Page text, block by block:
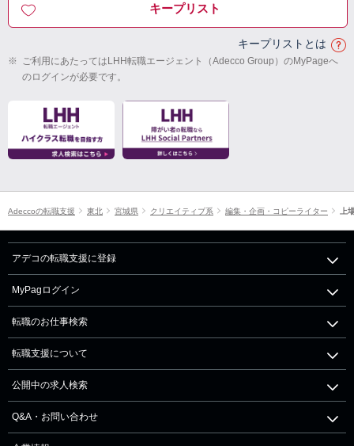
キープリスト
キープリストとは
※ ご利用にあたってはLHH転職エージェント（Adecco Group）のMyPageへ
のログインが必要です。
Adeccoの転職支援 東北 宮城県 クリエイティブ系 編集・企画・コピーライター 上
アデコの転職支援に登録
MyPagログイン
転職のお仕事検索
転職支援について
公開中の求人検索
Q&A・お問い合わせ